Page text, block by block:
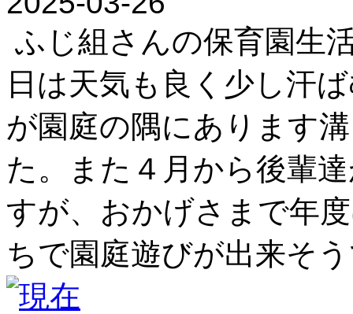
ふじ組さんの保育園生
日は天気も良く少し汗
が園庭の隅にあります
た。また４月から後輩
すが、おかげさまで年
ちで園庭遊びが出来そ